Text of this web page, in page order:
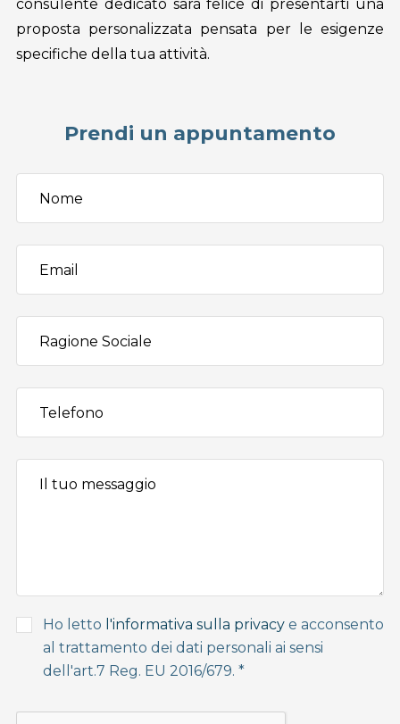
consulente dedicato sarà felice di presentarti una
proposta personalizzata pensata per le esigenze
specifiche della tua attività.
Prendi un appuntamento
Ho letto l'informativa sulla privacy e acconsento
al trattamento dei dati personali ai sensi
dell'art.7 Reg. EU 2016/679. *